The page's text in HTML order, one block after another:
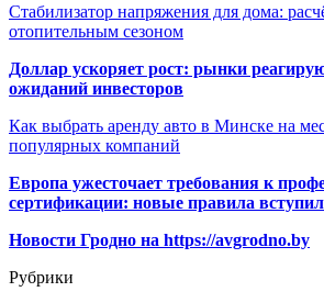
Стабилизатор напряжения для дома:
отопительным сезоном
Доллар ускоряет рост: рынки
ожиданий инвесторов
Как выбрать аренду авто в Минске на
популярных компаний
Европа ужесточает требования к
сертификации: новые правила
Новости Гродно на https://avgrodno.by
Рубрики